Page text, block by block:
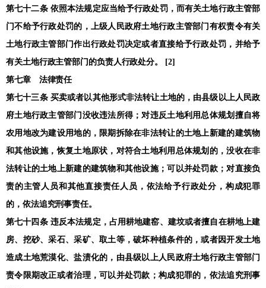
第七十二条 依照本法规定应当给予行政处罚，而有关土地行政主管部
门不给予行政处罚的，上级人民政府土地行政主管部门有权责令有关
土地行政主管部门作出行政处罚决定或者直接给予行政处罚，并给予
有关土地行政主管部门的负责人行政处分。 [2]
第七章 法律责任
第七十三条 买卖或者以其他形式非法转让土地的，由县级以上人民政
府土地行政主管部门没收违法所得；对违反土地利用总体规划擅自将
农用地改为建设用地的，限期拆除在非法转让的土地上新建的建筑物
和其他设施，恢复土地原状，对符合土地利用总体规划的，没收在非
法转让的土地上新建的建筑物和其他设施；可以并处罚款；对直接负
责的主管人员和其他直接责任人员，依法给予行政处分，构成犯罪
的，依法追究刑事责任。
第七十四条 违反本法规定，占用耕地建窑、建坟或者擅自在耕地上建
房、挖砂、采石、采矿、取土等，破坏种植条件的，或者因开发土地
造成土地荒漠化、盐渍化的，由县级以上人民政府土地行政主管部门
责令限期改正或者治理，可以并处罚款；构成犯罪的，依法追究刑事